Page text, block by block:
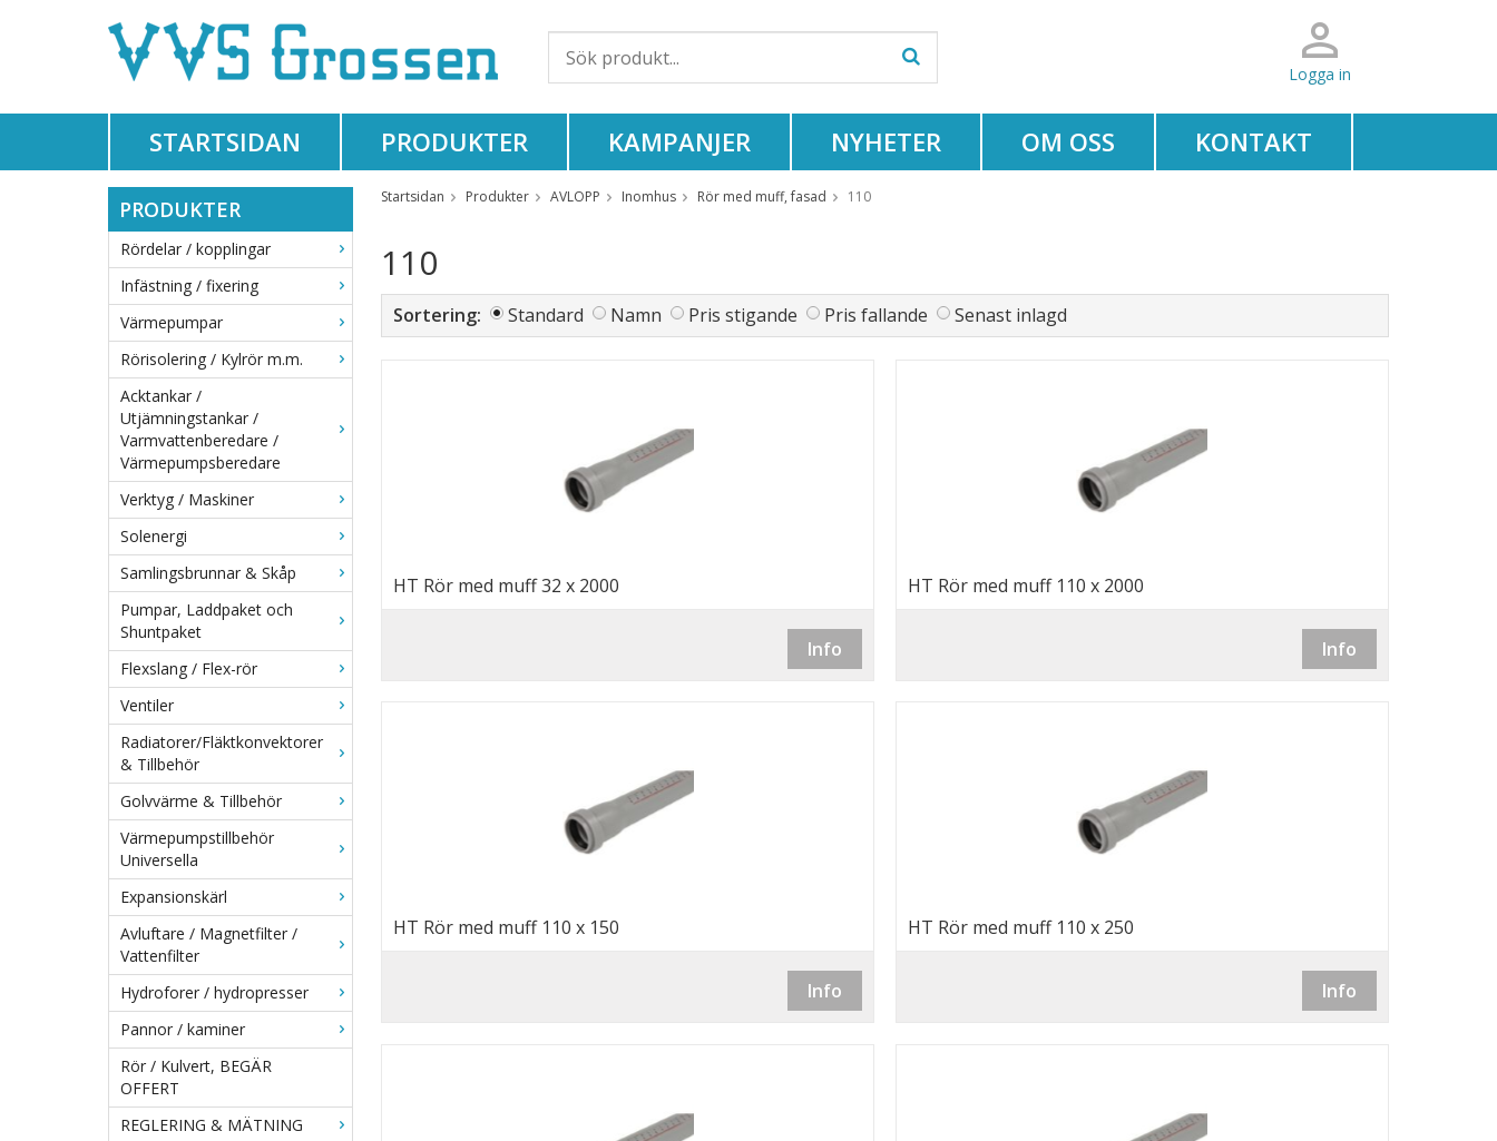
Logga in
STARTSIDAN PRODUKTER KAMPANJER NYHETER OM OSS KONTAKT
PRODUKTER
Rördelar / kopplingar
Infästning / fixering
Värmepumpar
Rörisolering / Kylrör m.m.
Acktankar /
Utjämningstankar /
Varmvattenberedare /
Värmepumpsberedare
Verktyg / Maskiner
Solenergi
Samlingsbrunnar & Skåp
Pumpar, Laddpaket och
Shuntpaket
Flexslang / Flex-rör
Ventiler
Radiatorer/Fläktkonvektorer
& Tillbehör
Golvvärme & Tillbehör
Värmepumpstillbehör
Universella
Expansionskärl
Avluftare / Magnetfilter /
Vattenfilter
Hydroforer / hydropresser
Pannor / kaminer
Rör / Kulvert, BEGÄR
OFFERT
REGLERING & MÄTNING
Startsidan Produkter AVLOPP Inomhus Rör med muff, fasad 110
110
Sortering: Standard Namn Pris stigande Pris fallande Senast inlagd
HT Rör med muff 32 x 2000
Info
HT Rör med muff 110 x 2000
Info
HT Rör med muff 110 x 150
Info
HT Rör med muff 110 x 250
Info